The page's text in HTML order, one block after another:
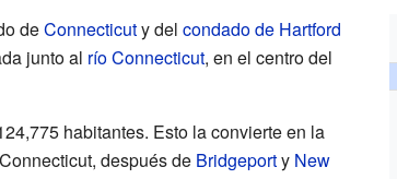
deConnecticuty del condado de Hartford
junto al río Connecticut, en el centro del
habitantes. Esto la convierte en la
después de Bridgeporty New